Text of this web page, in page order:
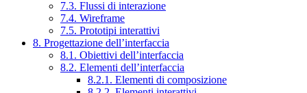
7.3. Flussi di interazione
7.4. Wireframe
7.5. Prototipi interattivi
8. Progettazione dell’interfaccia
8.1. Obiettivi dell’interfaccia
8.2. Elementi dell’interfaccia
8.2.1. Elementi di composizione